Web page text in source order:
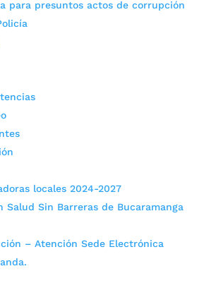
para presuntos actos de corrupción
locales 2024-2027
Salud Sin Barreras de Bucaramanga
– Atención Sede Electrónica
2023 contempla continuidad de
para la población con
de los ciudadanos que
del Concejo de Bucaramanga,
la aprobación del Plan de
una Ciudad de
Rueda, secretaria Educación
audio Ediles y líderes de las Juntas
Comuna 17 participaron […]